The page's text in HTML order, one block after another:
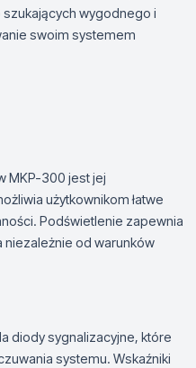
wygodnego i
swoim systemem
MKP-300 jest jej
użytkownikom łatwe
Podświetlenie zapewnia
od warunków
diody sygnalizacyjne, które
systemu. Wskaźniki